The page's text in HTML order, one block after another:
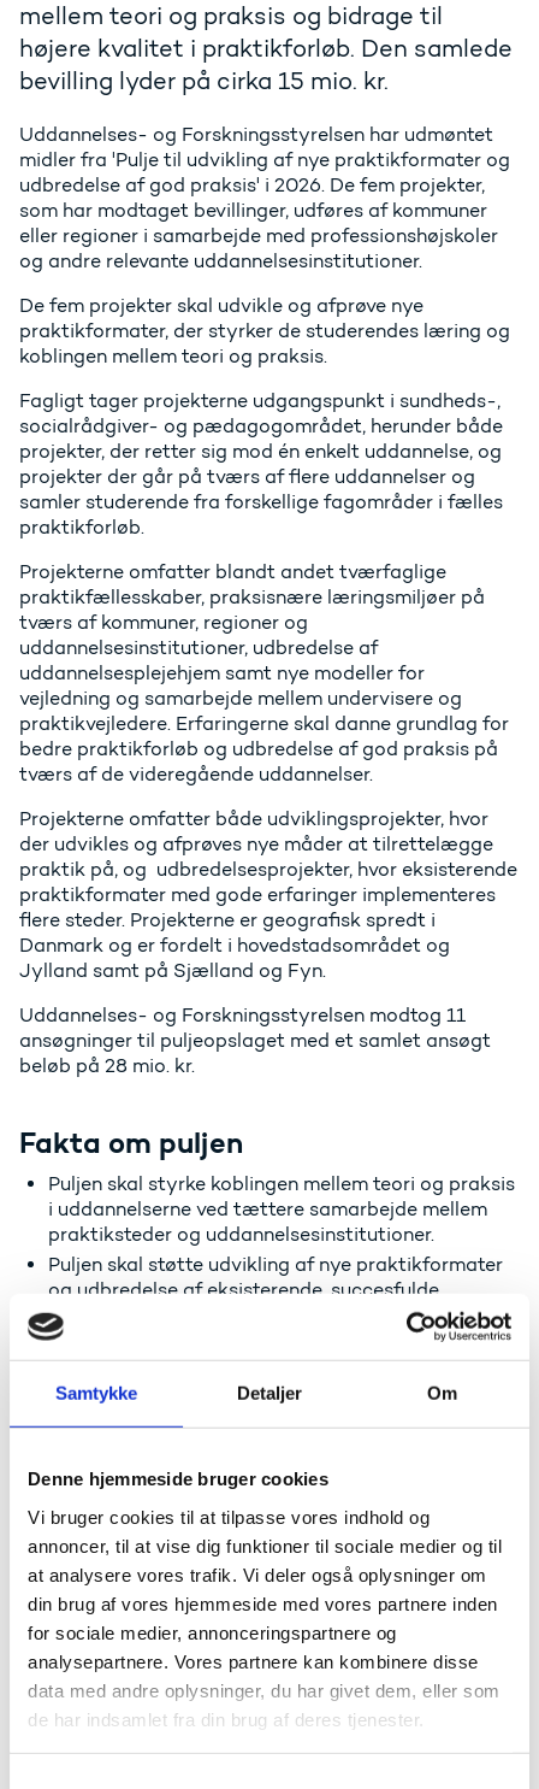
Samtykke Detaljer Om
Denne hjemmeside bruger cookies
Vi bruger cookies til at tilpasse vores indhold og
annoncer, til at vise dig funktioner til sociale medier og til
at analysere vores trafik. Vi deler også oplysninger om
din brug af vores hjemmeside med vores partnere inden
for sociale medier, annonceringspartnere og
analysepartnere. Vores partnere kan kombinere disse
data med andre oplysninger, du har givet dem, eller som
de har indsamlet fra din brug af deres tjenester.
mellem teori og praksis og bidrage til
højere kvalitet i praktikforløb. Den samlede
bevilling lyder på cirka 15 mio. kr.
Uddannelses- og Forskningsstyrelsen har udmøntet
midler fra 'Pulje til udvikling af nye praktikformater og
udbredelse af god praksis' i 2026. De fem projekter,
som har modtaget bevillinger, udføres af kommuner
eller regioner i samarbejde med professionshøjskoler
og andre relevante uddannelsesinstitutioner.
De fem projekter skal udvikle og afprøve nye
praktikformater, der styrker de studerendes læring og
koblingen mellem teori og praksis.
Fagligt tager projekterne udgangspunkt i sundheds-,
socialrådgiver- og pædagogområdet, herunder både
projekter, der retter sig mod én enkelt uddannelse, og
projekter der går på tværs af flere uddannelser og
samler studerende fra forskellige fagområder i fælles
praktikforløb.
Projekterne omfatter blandt andet tværfaglige
praktikfællesskaber, praksisnære læringsmiljøer på
tværs af kommuner, regioner og
uddannelsesinstitutioner, udbredelse af
uddannelsesplejehjem samt nye modeller for
vejledning og samarbejde mellem undervisere og
praktikvejledere. Erfaringerne skal danne grundlag for
bedre praktikforløb og udbredelse af god praksis på
tværs af de videregående uddannelser.
Projekterne omfatter både udviklingsprojekter, hvor
der udvikles og afprøves nye måder at tilrettelægge
praktik på, og udbredelsesprojekter, hvor eksisterende
praktikformater med gode erfaringer implementeres
flere steder. Projekterne er geografisk spredt i
Danmark og er fordelt i hovedstadsområdet og
Jylland samt på Sjælland og Fyn.
Uddannelses- og Forskningsstyrelsen modtog 11
ansøgninger til puljeopslaget med et samlet ansøgt
beløb på 28 mio. kr.
Fakta om puljen
Puljen skal styrke koblingen mellem teori og praksis
i uddannelserne ved tættere samarbejde mellem
praktiksteder og uddannelsesinstitutioner.
Puljen skal støtte udvikling af nye praktikformater
og udbredelse af eksisterende, succesfulde
praktikformater.
Puljen er målrettet pædagog-, socialrådgiver- og
Der er afsat 30 mio. kr. til puljen over to år: 15 mio.
kr. i 2026 og 15 mio. kr. i 2027.
professionsbachelor- og
erhvervsakademiuddannelserne i
Danmark af 26. marts 2025.
Læs mere om puljeopslaget
Læs mere om rammerne for puljemidlerne i "Aftale om
reform af professionsbachelor- og
erhvervsakademiuddannelserne i Danmark" (pkt. 21)
(pdf)
De fem projekter